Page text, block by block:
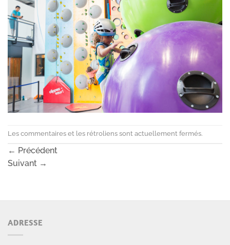
Les commentaires et les rétroliens sont actuellement fermés.
← Précédent
Suivant →
ADRESSE